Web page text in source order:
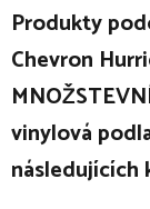
Produkty
Chevron
vinylová
následujících